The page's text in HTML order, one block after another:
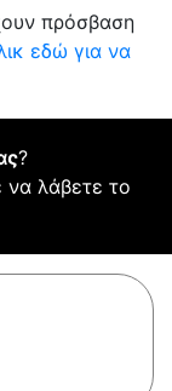
πρόσβαση
εδώ για να
?
να λάβετε το